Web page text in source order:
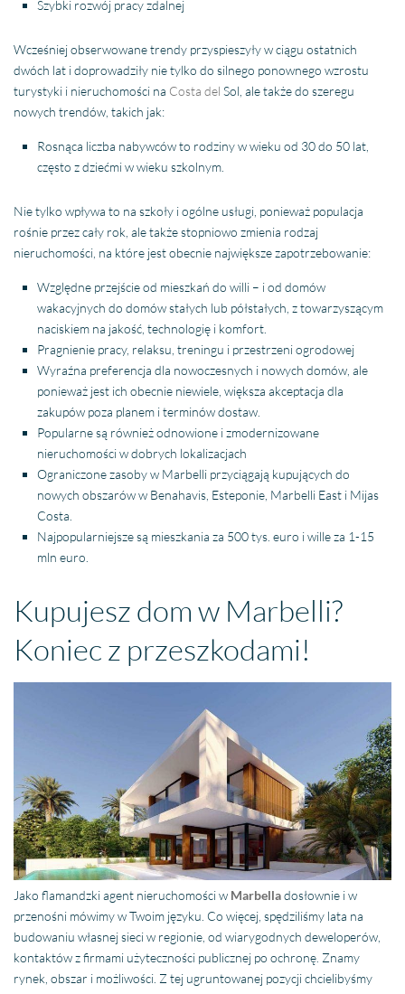
Szybki rozwój pracy zdalnej
Wcześniej obserwowane trendy przyspieszyły w ciągu ostatnich
dwóch lat i doprowadziły nie tylko do silnego ponownego wzrostu
turystyki i nieruchomości na Costa del Sol, ale także do szeregu
nowych trendów, takich jak:
Rosnąca liczba nabywców to rodziny w wieku od 30 do 50 lat,
często z dziećmi w wieku szkolnym.
Nie tylko wpływa to na szkoły i ogólne usługi, ponieważ populacja
rośnie przez cały rok, ale także stopniowo zmienia rodzaj
nieruchomości, na które jest obecnie największe zapotrzebowanie:
Względne przejście od mieszkań do willi – i od domów
wakacyjnych do domów stałych lub półstałych, z towarzyszącym
naciskiem na jakość, technologię i komfort.
Pragnienie pracy, relaksu, treningu i przestrzeni ogrodowej
Wyraźna preferencja dla nowoczesnych i nowych domów, ale
ponieważ jest ich obecnie niewiele, większa akceptacja dla
zakupów poza planem i terminów dostaw.
Popularne są również odnowione i zmodernizowane
nieruchomości w dobrych lokalizacjach
Ograniczone zasoby w Marbelli przyciągają kupujących do
nowych obszarów w Benahavis Esteponie Marbelli East i Mijas
Costa.
Najpopularniejsze są mieszkania za 500 tys. euro iwilleza 1-15
mln euro.
Kupujesz dom w Marbelli?
Koniec z przeszkodami!
Jako flamandzki agent nieruchomości w Marbelladosłownie i w
przenośni mówimy w Twoim języku. Co więcej, spędziliśmy lata na
budowaniu własnej sieci w regionie, od wiarygodnych deweloperów,
kontaktów z firmami użyteczności publicznej po ochronę. Znamy
rynek, obszar i możliwości. Z tej ugruntowanej pozycji chcielibyśmy